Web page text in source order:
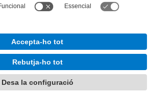
amb
Configuració de privadesa